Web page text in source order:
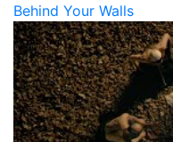
Behind Your Walls